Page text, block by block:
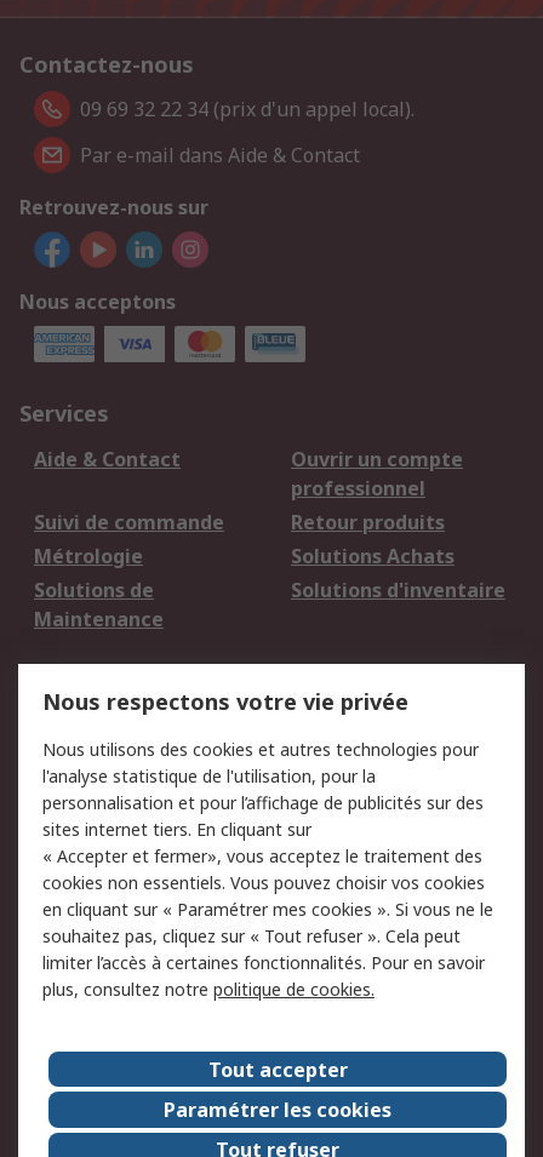
Contactez-nous
09 69 32 22 34 (prix d'un appel local).
Par e-mail dans Aide & Contact
Retrouvez-nous sur
Nous acceptons
Services
Aide & Contact
Ouvrir un compte
professionnel
Suivi de commande
Retour produits
Métrologie
Solutions Achats
Solutions de
Maintenance
Solutions d'inventaire
du site
Politique de protection
des données - Mise à
jour
Sécurité des E-mails
Conditions générales
de vente
Politique anti-
corruption
Campagnes marketing
A propos de RS
A propos de RS France
Evénements
Le groupe RS Group Plc
Presse
RS dans le monde
Démarche RSE
Nous respectons votre vie privée
Nous utilisons des cookies et autres technologies pour
l'analyse statistique de l'utilisation, pour la
personnalisation et pour l’affichage de publicités sur des
sites internet tiers. En cliquant sur
« Accepter et fermer», vous acceptez le traitement des
cookies non essentiels. Vous pouvez choisir vos cookies
en cliquant sur « Paramétrer mes cookies ». Si vous ne le
souhaitez pas, cliquez sur « Tout refuser ». Cela peut
limiter l’accès à certaines fonctionnalités. Pour en savoir
plus, consultez notre politique de cookies.
Tout accepter
Paramétrer les cookies
Tout refuser